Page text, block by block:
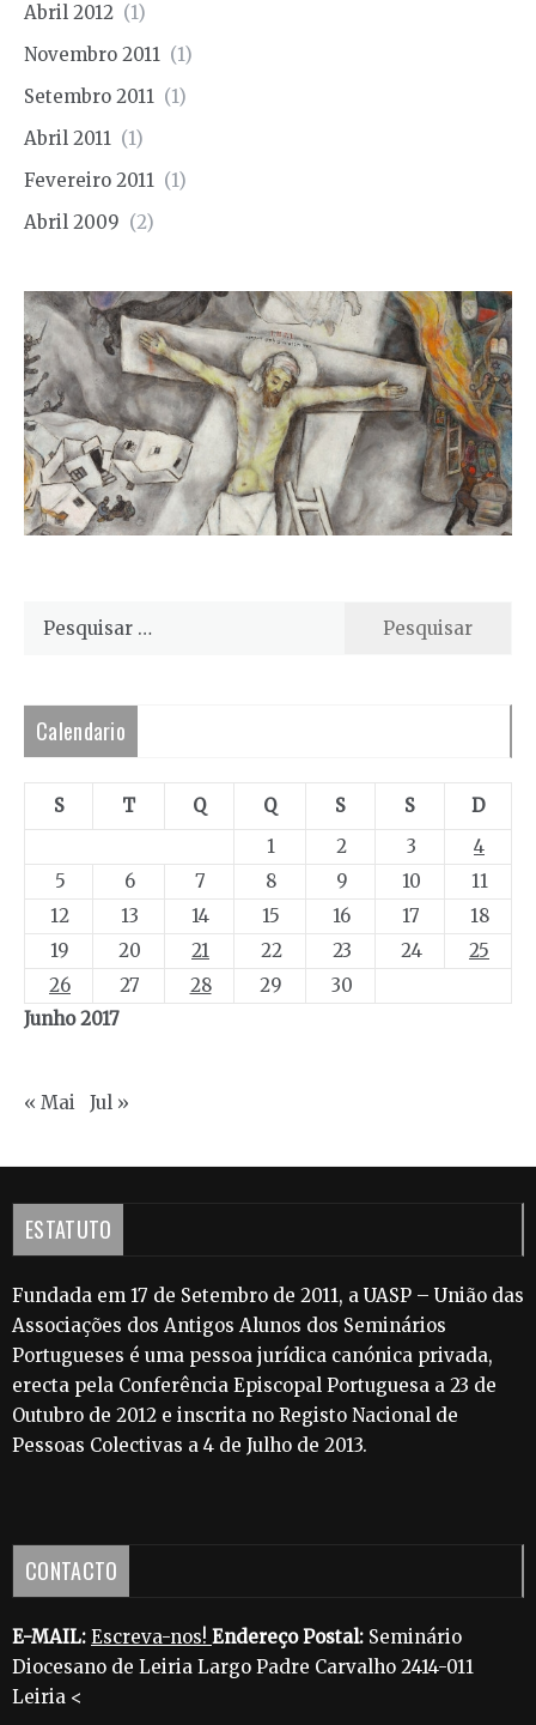
Abril 2012 (1)
Novembro 2011 (1)
Setembro 2011 (1)
Abril 2011 (1)
Fevereiro 2011 (1)
Abril 2009 (2)
Pesquisar
Calendario
Junho 2017
S T Q Q S S
D
1
2 3
4
5
6 7 8 9 10
11
12
13 14 15 16 17
18
19
20 21 22 23 24
25
26
27 28 29 30
« Mai Jul »
ESTATUTO
Fundada em 17 de Setembro de 2011, a UASP – União das
Associações dos Antigos Alunos dos Seminários
Portugueses é uma pessoa jurídica canónica privada,
erecta pela Conferência Episcopal Portuguesa a 23 de
Outubro de 2012 e inscrita no Registo Nacional de
Pessoas Colectivas a 4 de Julho de 2013.
CONTACTO
E-MAIL: Escreva-nos! Endereço Postal: Seminário
Diocesano de Leiria Largo Padre Carvalho 2414-011
Leiria <